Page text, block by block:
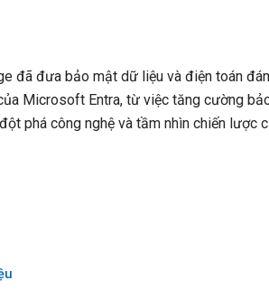
đã đưa bảo mật dữ liệu và điện toán
Microsoft Entra, từ việc tăng cường
phá công nghệ và tầm nhìn chiến lược